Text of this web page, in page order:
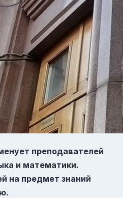
преподавателей
и математики.
на предмет знаний